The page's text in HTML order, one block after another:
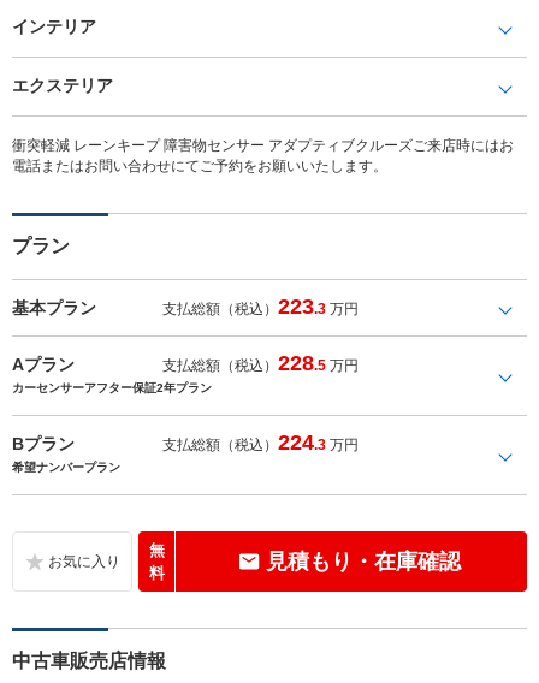
インテリア
エクステリア
衝突軽減 レーンキープ 障害物センサー アダプティブクルーズご来店時にはお
電話またはお問い合わせにてご予約をお願いいたします。
プラン
基本プラン 支払総額（税込）223.3 万円
Aプラン 支払総額（税込）228.5 万円
カーセンサーアフター保証2年プラン
Bプラン 支払総額（税込）224.3 万円
希望ナンバープラン
無
料
見積もり・在庫確認
中古車販売店情報